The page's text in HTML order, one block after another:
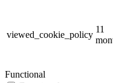
viewed_cookie_policy
11
Functional